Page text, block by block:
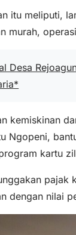
itu meliputi,
murah,
Desa
kemiskinan
Ngopeni,
kartu
dengan nilai